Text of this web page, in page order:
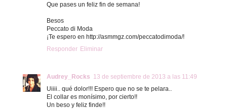
Que pases un feliz fin de semana!
Besos
Peccato di Moda
¡Te espero en http://asmmgz.com/peccatodimoda/!
Responder Eliminar
Audrey_Rocks 13 de septiembre de 2013 a las 11:49
Uiiii.. qué dolor!!! Espero que no se te pelara..
El collar es monísimo, por cierto!!
Un beso y feliz finde!!